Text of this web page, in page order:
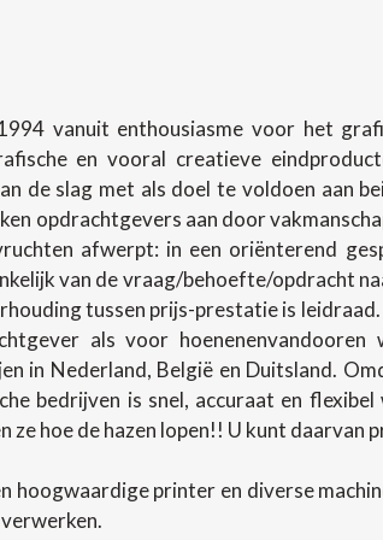
vanuit enthousiasme voor het
en vooral creatieve
de slag met als doel te voldoen aan
opdrachtgevers aan door
afwerpt: in een oriënterend
van de vraag/behoefte/opdracht
tussen prijs-prestatie is
als voor
in Nederland, België en Duitsland.
bedrijven is snel, accuraat en
hoe de hazen lopen!! U kunt daarvan
hoogwaardige printer en diverse